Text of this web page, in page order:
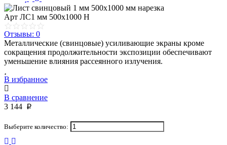
Арт ЛС1 мм 500х1000 Н
Отзывы: 0
Металлические (свинцовые) усиливающие экраны кроме
сокращения продолжительности экспозиции обеспечивают
уменьшение влияния рассеянного излучения.
В избранное
В сравнение
3 144 p
Выберите количество: